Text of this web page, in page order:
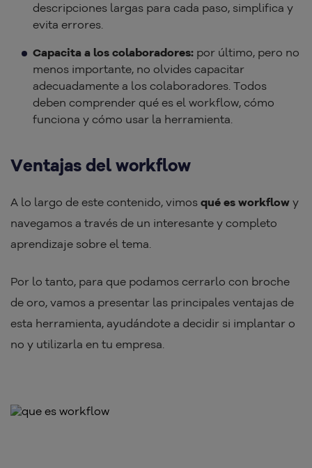
descripciones largas para cada paso, simplifica y
evita errores.
Capacita a los colaboradores: por último, pero no
menos importante, no olvides capacitar
adecuadamente a los colaboradores. Todos
deben comprender qué es el workflow, cómo
funciona y cómo usar la herramienta.
Ventajas del workflow
A lo largo de este contenido, vimos qué es workflow y
navegamos a través de un interesante y completo
aprendizaje sobre el tema.
Por lo tanto, para que podamos cerrarlo con broche
de oro, vamos a presentar las principales ventajas de
esta herramienta, ayudándote a decidir si implantar o
no y utilizarla en tu empresa.